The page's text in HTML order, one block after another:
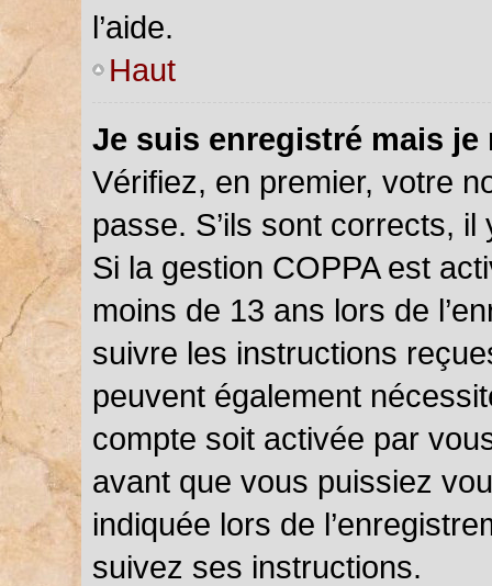
l’aide.
Haut
Je suis enregistré mais
Vérifiez, en premier, votre
passe. S’ils sont corrects,
Si la gestion COPPA est
moins de 13 ans lors de
suivre les instructions
peuvent également
compte soit activée par
avant que vous puissiez
indiquée lors de
suivez ses instructions.